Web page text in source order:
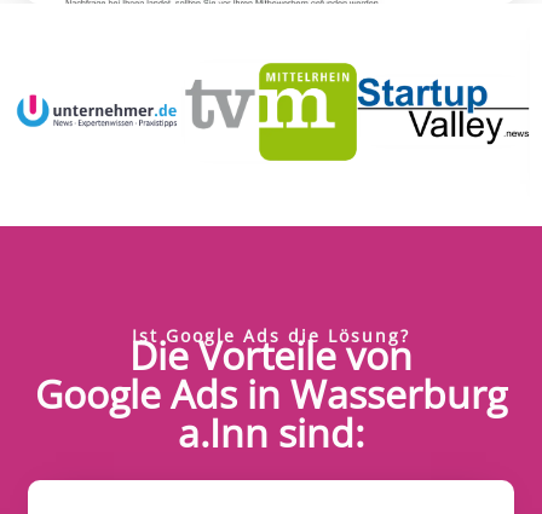
Ist Google Ads die Lösung?
Die Vorteile von
Google Ads in Wasserburg
a.Inn sind: